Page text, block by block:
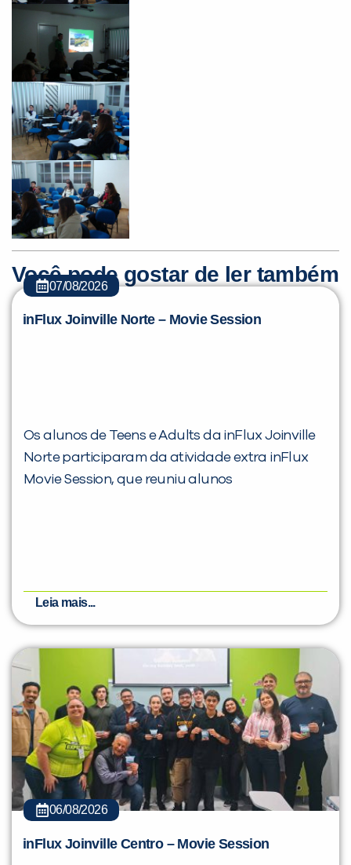
Você pode gostar de ler também
07/08/2026
inFlux Joinville Norte – Movie Session
Os alunos de Teens e Adults da inFlux Joinville
Norte participaram da atividade extra inFlux
Movie Session, que reuniu alunos
Leia mais...
06/08/2026
inFlux Joinville Centro – Movie Session
VOLTAR